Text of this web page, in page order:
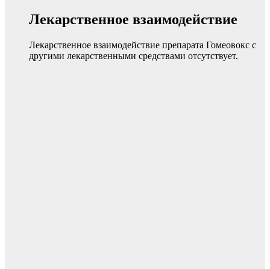
Лекарственное взаимодействие
Лекарственное взаимодействие препарата Гомеовокс с
другими лекарственными средствами отсутствует.